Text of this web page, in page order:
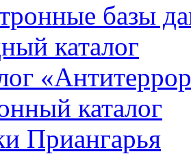
базы
каталог
каталог
Приангарья